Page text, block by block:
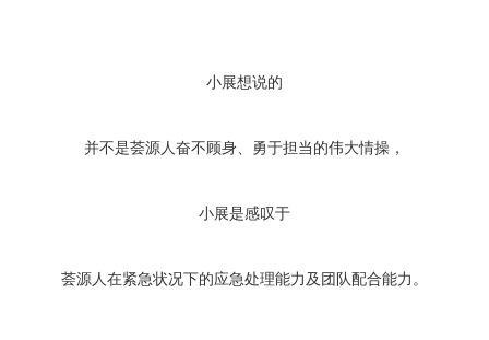
小展想说的
并不是荟源人奋不顾身、勇于担当的伟大情操，
小展是感叹于
荟源人在紧急状况下的应急处理能力及团队配合能力。